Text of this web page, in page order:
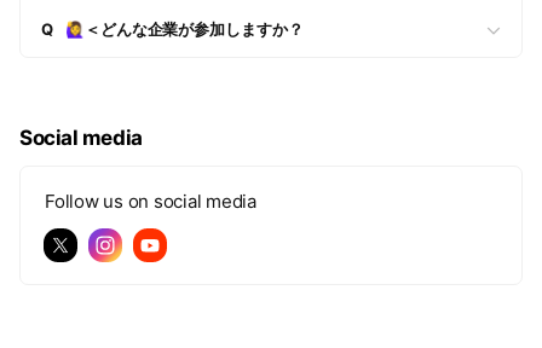
Q 🙋‍♀️＜どんな企業が参加しますか？
https://shigajobpark.jp/event/
Social media
Follow us on social media